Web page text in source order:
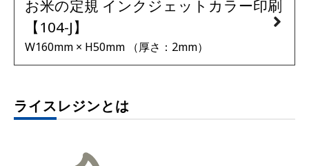
お米の定規 インクジェットカラー印刷
【104-J】
W160mm × H50mm （厚さ：2mm）
ライスレジンとは